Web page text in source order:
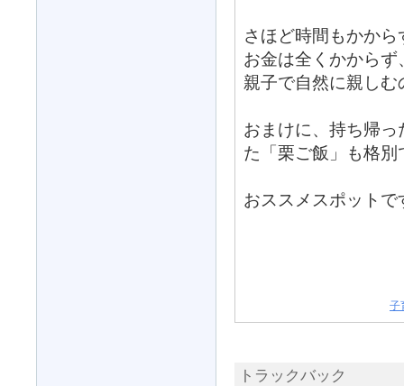
さほど時間もかから
お金は全くかからず
親子で自然に親し
おまけに、持ち帰
た「栗ご飯」も格別
おススメスポットで
子
トラックバック